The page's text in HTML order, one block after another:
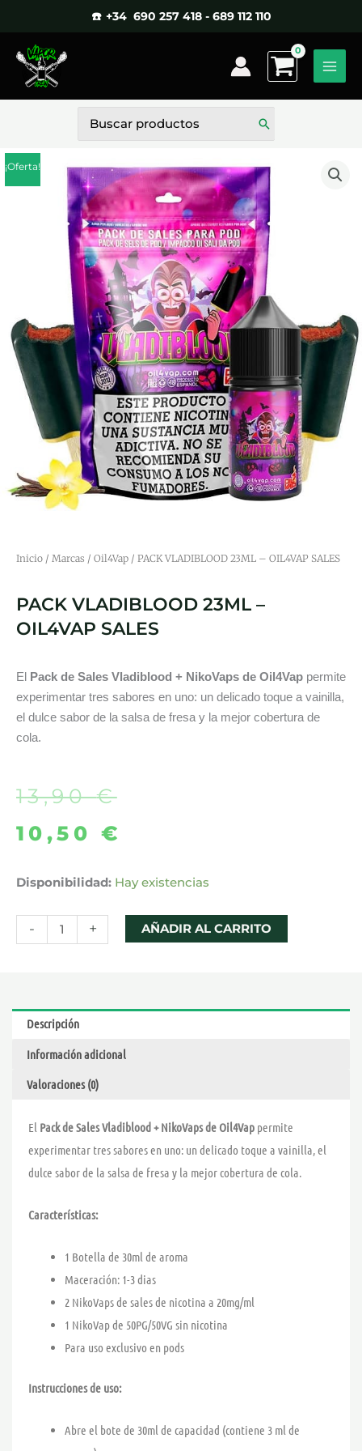
contenido
☎️ +34 690 257 418 - 689 112 110
por:
¡Oferta!
Inicio / Marcas / Oil4Vap / PACK VLADIBLOOD 23ML – OIL4VAP SALES
PACK VLADIBLOOD 23ML –
OIL4VAP SALES
El Pack de Sales Vladiblood + NikoVaps de Oil4Vap permite
experimentar tres sabores en uno: un delicado toque a vainilla,
el dulce sabor de la salsa de fresa y la mejor cobertura de
cola.
13,90€
El
precio
original
era:
13,90 €.
10,50€
El
precio
actual
es:
10,50 €.
Disponibilidad: Hay existencias
-
PACK
23ML
–
cantidad
+ AÑADIR AL CARRITO
Descripción
Información adicional
Valoraciones (0)
El Pack de Sales Vladiblood + NikoVaps de Oil4Vap permite
experimentar tres sabores en uno: un delicado toque a vainilla, el
dulce sabor de la salsa de fresa y la mejor cobertura de cola.
Características:
1 Botella de 30ml de aroma
Maceración: 1-3 dias
2 NikoVaps de sales de nicotina a 20mg/ml
1 NikoVap de 50PG/50VG sin nicotina
Para uso exclusivo en pods
Instrucciones de uso:
Abre el bote de 30ml de capacidad (contiene 3 ml de